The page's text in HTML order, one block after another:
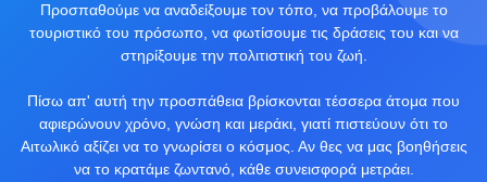
Προσπαθούμε να αναδείξουμε τον τόπο, να προβάλουμε το
τουριστικό του πρόσωπο, να φωτίσουμε τις δράσεις του και να
στηρίξουμε την πολιτιστική του ζωή.
Πίσω απ' αυτή την προσπάθεια βρίσκονται τέσσερα άτομα που
αφιερώνουν χρόνο, γνώση και μεράκι, γιατί πιστεύουν ότι το
Αιτωλικό αξίζει να το γνωρίσει ο κόσμος. Αν θες να μας βοηθήσεις
να το κρατάμε ζωντανό, κάθε συνεισφορά μετράει.